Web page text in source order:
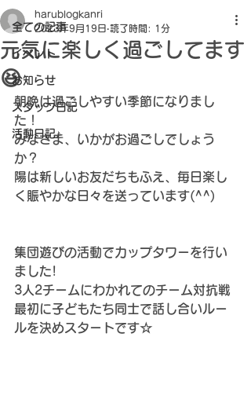
全ての記事
イベント
お知らせ
スタッフ日記
活動日記♪
元気に楽しく過ごしてます
😆
harublogkanri
2023年9月19日 読了時間: 1分
朝晩は過ごしやすい季節になりまし
た！
みなさま、いかがお過ごしでしょう
か？
陽は新しいお友だちもふえ、毎日楽し
く賑やかな日々を送っています(^^)
集団遊びの活動でカップタワーを行い
ました!
3人2チームにわかれてのチーム対抗戦
最初に子どもたち同士で話し合いルー
ルを決めスタートです☆